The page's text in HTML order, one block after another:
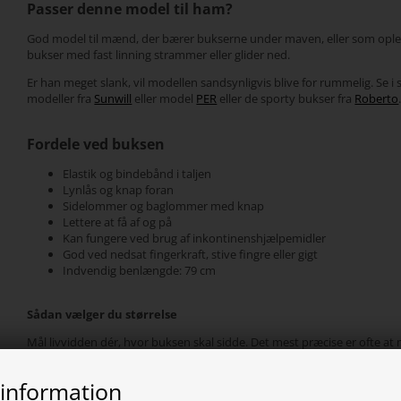
Passer denne model til ham?
God model til mænd, der bærer bukserne under maven, eller som
bukser med fast linning strammer eller glider ned.
Er han meget slank, vil modellen sandsynligvis blive for rummelig. Se i
modeller fra Sunwill eller model PER eller de sporty bukser fra Roberto.
Fordele ved buksen
Elastik og bindebånd i taljen
Lynlås og knap foran
Sidelommer og baglommer med knap
Lettere at få af og på
Kan fungere ved brug af inkontinenshjælpemidler
God ved nedsat fingerkraft, stive fingre eller gigt
Indvendig benlængde: 79 cm
Sådan vælger du størrelse
Mål livvidden dér, hvor buksen skal sidde. Det mest præcise er ofte at